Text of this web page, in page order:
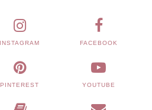
INSTAGRAM FACEBOOK
PINTEREST YOUTUBE